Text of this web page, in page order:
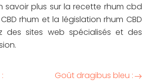
savoir plus sur la recette rhum cbd
rhum et la législation rhum CBD
des sites web spécialisés et des
Goût dragibus bleu :